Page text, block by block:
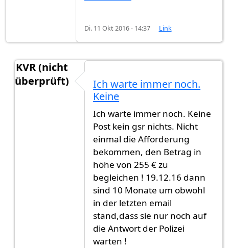
Di. 11 Okt 2016 - 14:37 Link
KVR (nicht
überprüft)
Hi, KVR München ist einevonGast
Ich warte immer noch.
Keine
Ich warte immer noch. Keine
Post kein gsr nichts. Nicht
einmal die Afforderung
bekommen, den Betrag in
höhe von 255 € zu
begleichen ! 19.12.16 dann
sind 10 Monate um obwohl
in der letzten email
stand,dass sie nur noch auf
die Antwort der Polizei
warten !